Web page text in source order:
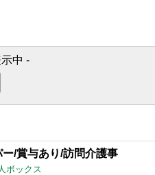
中 -
/賞与あり/訪問介護事
ボックス